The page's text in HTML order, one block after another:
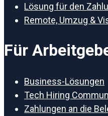
Lösung für den
Remote, Umzug &
Für
Business-Lösungen
Tech Hiring
Zahlungen an die